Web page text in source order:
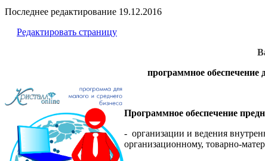
Последнее редактирование 19.12.2016
Редактировать страницу
программное обеспечение
Программное обеспечение
- организации и ведения
организационному, товарно-